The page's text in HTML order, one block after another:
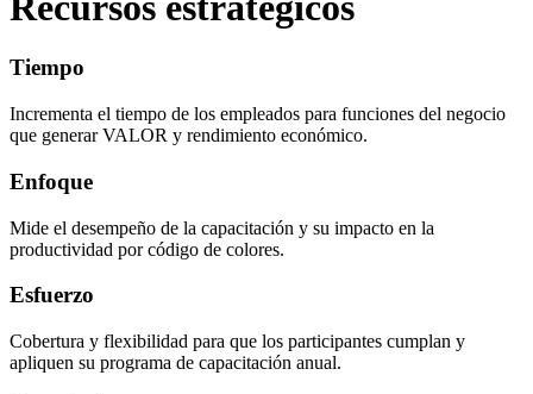
Tiempo
Incrementa el tiempo de los empleados para funciones del negocio
que generar VALOR y rendimiento económico.
Enfoque
Mide el desempeño de la capacitación y su impacto en la
productividad por código de colores.
Esfuerzo
Cobertura y flexibilidad para que los participantes cumplan y
apliquen su programa de capacitación anual.